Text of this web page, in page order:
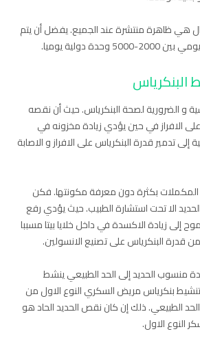
هي ظاهرة منتشرة عند الجميع. يفضل أن يتم
دولية يوميا.
البنكرياس
و الضرورية لصحة البنكرياس. حيث أن نقصه
الافراز في حين يؤدي زيادة مخزونه في
إلى تدمير قدرة البنكرياس على الافراز و الاصابة
المكملات بكثرة دون معرفة مكونتها. فكن
الا تحت استشارة الطبيب. حيث يؤدي رفع
إلى زيادة الاكسدة في داخل خلايا بيتا مسببا
قدرة البنكرياس على تصنيع الانسولين.
منسوب الحديد إلى الحد الطبيعي ينشط
بنكرياس مريض السكري النوع الاول من
الحد الطبيعي. ذلك إن كان نقص الحديد الحاد هو
النوع الاول.